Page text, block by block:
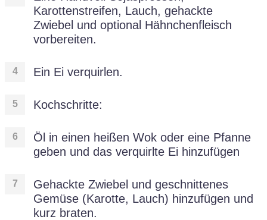
Karottenstreifen, Lauch, gehackte
Zwiebel und optional Hähnchenfleisch
vorbereiten.
Ein Ei verquirlen.
Kochschritte:
Öl in einen heißen Wok oder eine Pfanne
geben und das verquirlte Ei hinzufügen
Gehackte Zwiebel und geschnittenes
Gemüse (Karotte, Lauch) hinzufügen und
kurz braten.